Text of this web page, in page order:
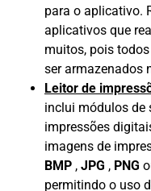
para o aplicativo.
aplicativos que
muitos, pois
ser armazenados
Leitor de
inclui módulos de
impressões
imagens de
BMP , JPG , PNG
permitindo o uso